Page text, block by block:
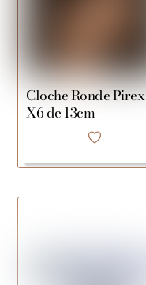
Cloche Ronde Pirex
X6 de 13cm